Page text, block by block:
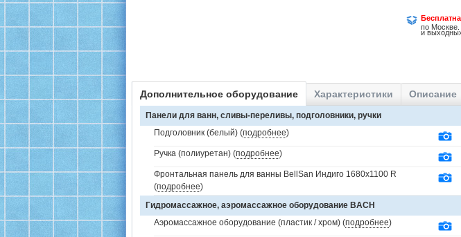
по Москве.
и
Дополнительное оборудование Характеристики Описание
Панели для ванн, сливы-переливы, подголовники, ручки
Подголовник (белый) (подробнее)
Ручка (полиуретан) (подробнее)
Фронтальная панель для ванны BellSan Индиго 1680x1100 R
(подробнее)
Гидромассажное, аэромассажное оборудование BACH
Аэромассажное оборудование (пластик / хром) (подробнее)